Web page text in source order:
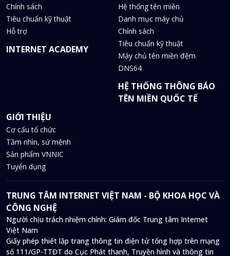
Chính sách
Tiêu chuẩn kỹ thuật
Hỗ trợ
INTERNET ACADEMY
Hệ thống tên miền
Danh mục máy chủ
Chính sách
Tiêu chuẩn kỹ thuật
Máy chủ tên miền đệm
DNS64
HỆ THỐNG THÔNG BÁO
TÊN MIỀN QUỐC TẾ
GIỚI THIỆU
Cơ cấu tổ chức
Tầm nhìn, sứ mệnh
Sản phẩm VNNIC
Tuyển dụng
TRUNG TÂM INTERNET VIỆT NAM - BỘ KHOA HỌC VÀ
CÔNG NGHỆ
Người chịu trách nhiệm chính: Giám đốc Trung tâm Internet
Việt Nam
Giấy phép thiết lập trang thông tin điện tử tổng hợp trên mạng
số 111/GP-TTĐT do Cục Phát thanh, Truyền hình và thông tin